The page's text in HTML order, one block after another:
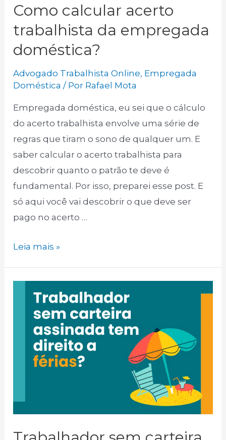
Como calcular acerto
trabalhista da empregada
doméstica?
Advogado Trabalhista Online, Empregada
Doméstica / Por Rafael Mota
Empregada doméstica, eu sei que o cálculo
do acerto trabalhista envolve uma série de
regras que tiram o sono de qualquer um. E
saber calcular o acerto trabalhista para
descobrir quanto o patrão te deve é
fundamental. Por isso, preparei esse post. E
só aqui você vai descobrir o que deve ser
pago no acerto …
Leia mais »